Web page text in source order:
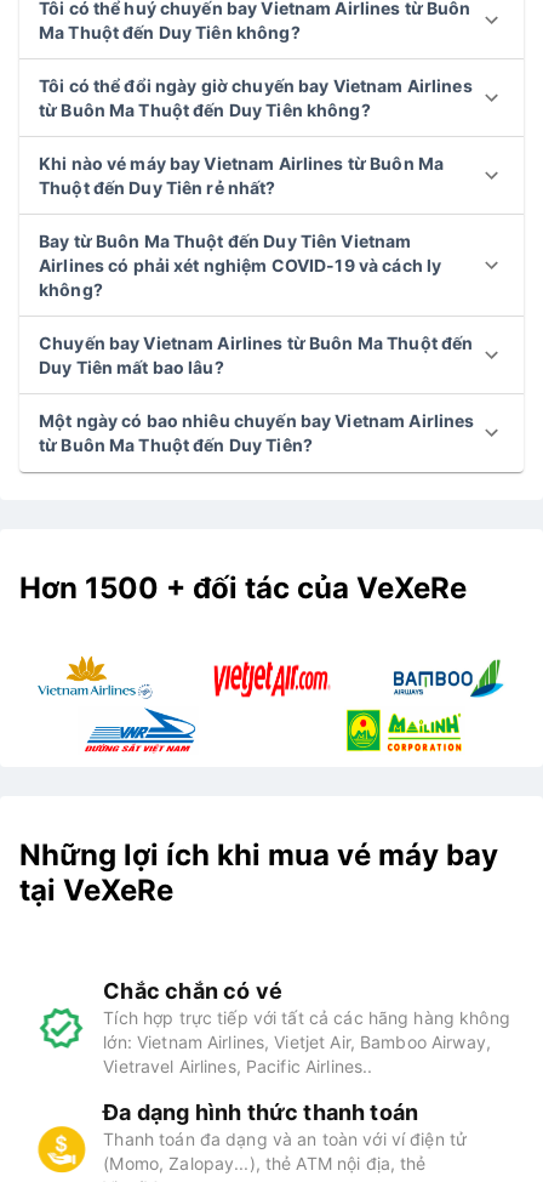
Tôi có thể huý chuyến bay Vietnam Airlines từ Buôn
Ma Thuột đến Duy Tiên không?
Tôi có thể đổi ngày giờ chuyến bay Vietnam Airlines
từ Buôn Ma Thuột đến Duy Tiên không?
Khi nào vé máy bay Vietnam Airlines từ Buôn Ma
Thuột đến Duy Tiên rẻ nhất?
Bay từ Buôn Ma Thuột đến Duy Tiên Vietnam
Airlines có phải xét nghiệm COVID-19 và cách ly
không?
Chuyến bay Vietnam Airlines từ Buôn Ma Thuột đến
Duy Tiên mất bao lâu?
Một ngày có bao nhiêu chuyến bay Vietnam Airlines
từ Buôn Ma Thuột đến Duy Tiên?
Hơn 1500 + đối tác của VeXeRe
Những lợi ích khi mua vé máy bay
tại VeXeRe
Chắc chắn có vé
Tích hợp trực tiếp với tất cả các hãng hàng không
lớn: Vietnam Airlines, Vietjet Air, Bamboo Airway,
Vietravel Airlines, Pacific Airlines..
Đa dạng hình thức thanh toán
Thanh toán đa dạng và an toàn với ví điện tử
(Momo, Zalopay...), thẻ ATM nội địa, thẻ